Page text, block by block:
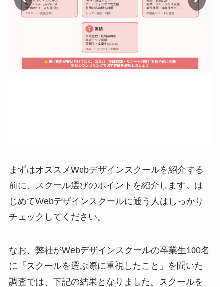
まずはオススメWebデザインスクールを紹介する
前に、スクール選びのポイントを紹介します。は
じめてWebデザインスクールに通う人はしっかり
チェックしてください。
なお、弊社がWebデザインスクールの卒業生100名
に「スクールを選ぶ際に重視したこと」を聞いた
調査では、下記の結果となりました。スクールを